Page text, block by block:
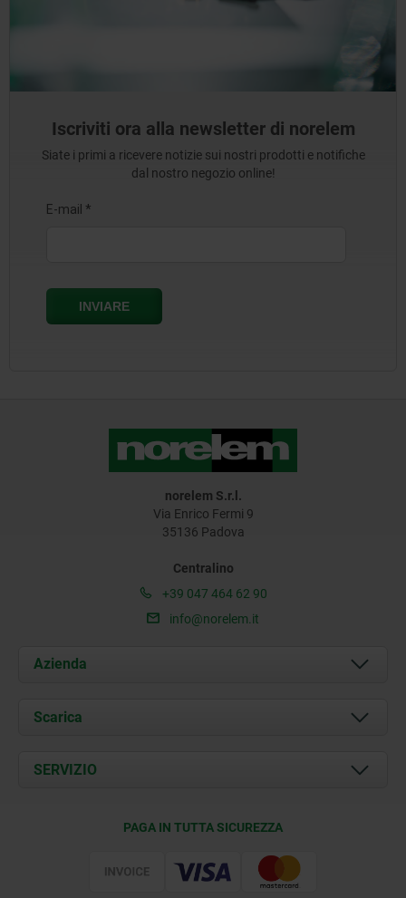
Iscriviti ora alla newsletter di norelem
Siate i primi a ricevere notizie sui nostri prodotti e notifiche
dal nostro negozio online!
norelem S.r.l.
Via Enrico Fermi 9
35136 Padova
Centralino
+39 047 464 62 90
info@norelem.it
Azienda
Chi siamo
Contatti
Scarica
Documents
SERVIZIO
PAGA IN TUTTA SICUREZZA